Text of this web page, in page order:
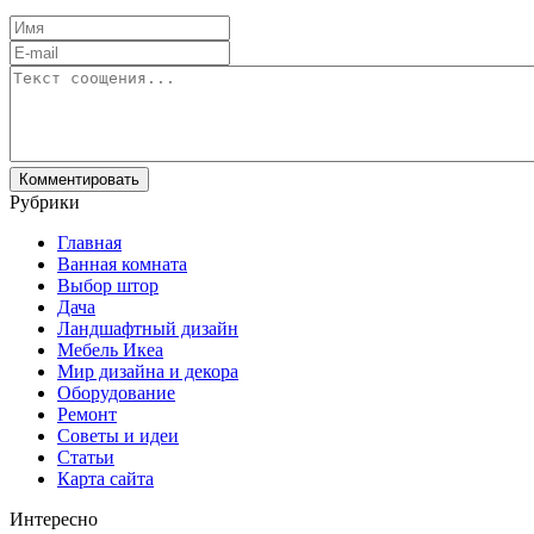
Рубрики
Главная
Ванная комната
Выбор штор
Дача
Ландшафтный дизайн
Мебель Икеа
Мир дизайна и декора
Оборудование
Ремонт
Советы и идеи
Статьи
Карта сайта
Интересно